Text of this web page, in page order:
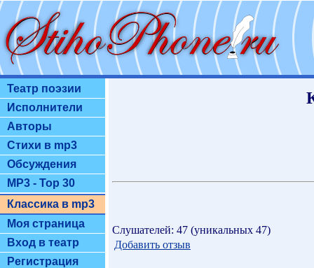
Театр поэзии
Исполнители
Авторы
Стихи в mp3
Обсуждения
MP3 - Top 30
Классика в mp3
Моя страница
Вход в театр
Регистрация
Слушателей: 47 (уникальных 47)
Добавить отзыв